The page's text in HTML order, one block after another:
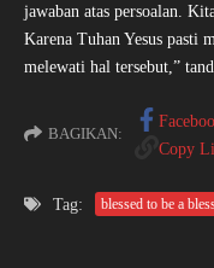
jawaban atas persoalan.
Karena Tuhan Yesus pasti
melewati hal tersebut,”
BAGIKAN:
Copy
Tag: blessed to be a